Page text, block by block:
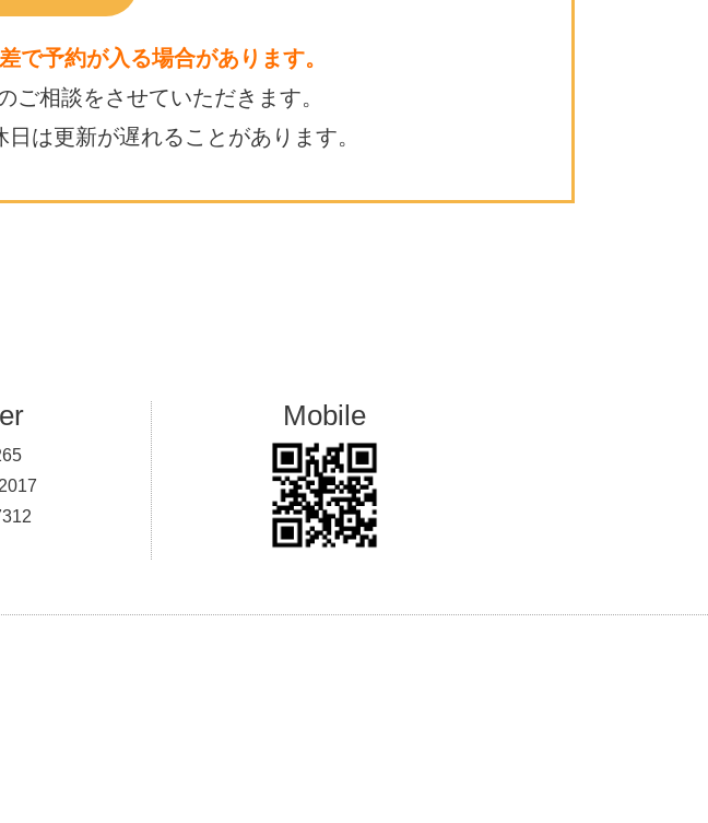
で予約が入る場合があります。
ご相談をさせていただきます。
日は更新が遅れることがあります。
2017
Mobile